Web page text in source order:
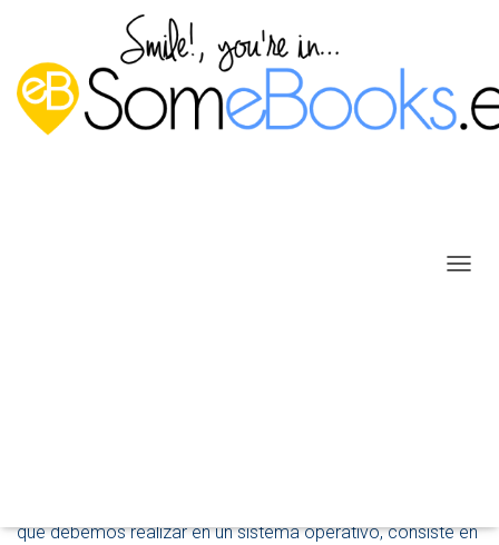
E
que debemos realizar en un sistema operativo, consiste en